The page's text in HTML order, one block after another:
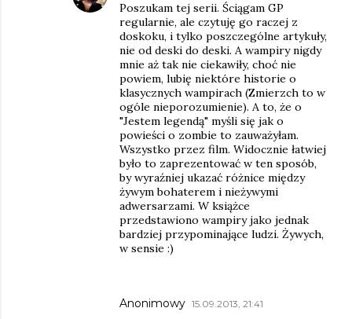
Poszukam tej serii. Ściągam GP
regularnie, ale czytuję go raczej z
doskoku, i tylko poszczególne artykuły,
nie od deski do deski. A wampiry nigdy
mnie aż tak nie ciekawiły, choć nie
powiem, lubię niektóre historie o
klasycznych wampirach (Zmierzch to w
ogóle nieporozumienie). A to, że o
"Jestem legendą" myśli się jak o
powieści o zombie to zauważyłam.
Wszystko przez film. Widocznie łatwiej
było to zaprezentować w ten sposób,
by wyraźniej ukazać różnice między
żywym bohaterem i nieżywymi
adwersarzami. W książce
przedstawiono wampiry jako jednak
bardziej przypominające ludzi. Żywych,
w sensie :)
Anonimowy 15.09.2013, 21:41